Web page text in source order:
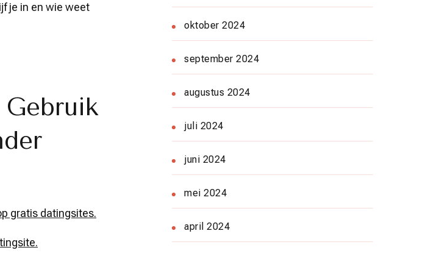
je in en wie weet
gratis datingsites.
oktober 2024
september 2024
augustus 2024
juli 2024
juni 2024
mei 2024
april 2024